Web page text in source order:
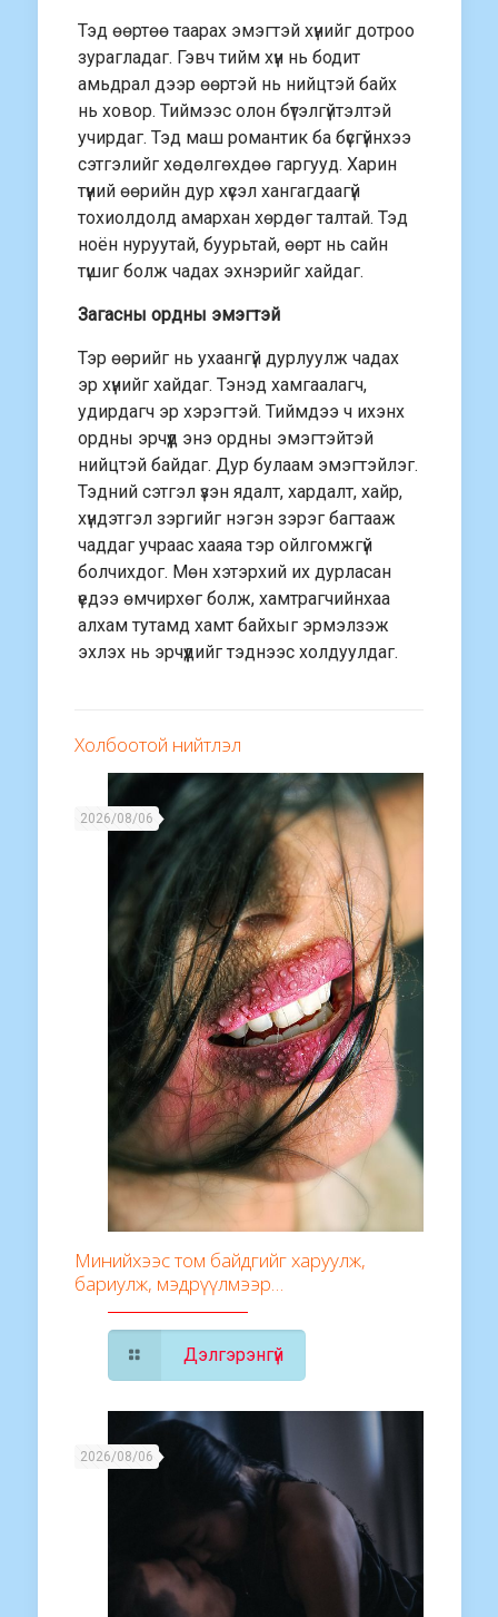
Тэд өөртөө таарах эмэгтэй хүнийг дотроо
зурагладаг. Гэвч тийм хүн нь бодит
амьдрал дээр өөртэй нь нийцтэй байх
нь ховор. Тиймээс олон бүтэлгүйтэлтэй
учирдаг. Тэд маш романтик ба бүсгүйнхээ
сэтгэлийг хөдөлгөхдөө гаргууд. Харин
түүний өөрийн дур хүсэл хангагдаагүй
тохиолдолд амархан хөрдөг талтай. Тэд
ноён нуруутай, буурьтай, өөрт нь сайн
түшиг болж чадах эхнэрийг хайдаг.
Загасны ордны эмэгтэй
Тэр өөрийг нь ухаангүй дурлуулж чадах
эр хүнийг хайдаг. Тэнэд хамгаалагч,
удирдагч эр хэрэгтэй. Тиймдээ ч ихэнх
ордны эрчүүд энэ ордны эмэгтэйтэй
нийцтэй байдаг. Дур булаам эмэгтэйлэг.
Тэдний сэтгэл үзэн ядалт, хардалт, хайр,
хүндэтгэл зэргийг нэгэн зэрэг багтааж
чаддаг учраас хааяа тэр ойлгомжгүй
болчихдог. Мөн хэтэрхий их дурласан
үедээ өмчирхөг болж, хамтрагчийнхаа
алхам тутамд хамт байхыг эрмэлзэж
эхлэх нь эрчүүдийг тэднээс холдуулдаг.
Холбоотой нийтлэл
2026/08/06
Минийхээс том байдгийг харуулж,
бариулж, мэдрүүлмээр…
Дэлгэрэнгүй
2026/08/06